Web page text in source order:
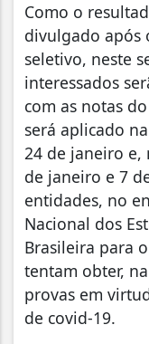
Como o
divulgado após
seletivo, neste
interessados
com as notas
será aplicado
24 de janeiro e,
de janeiro e 7
entidades, no
Nacional dos
Brasileira para
tentam obter,
provas em
de covid-19.